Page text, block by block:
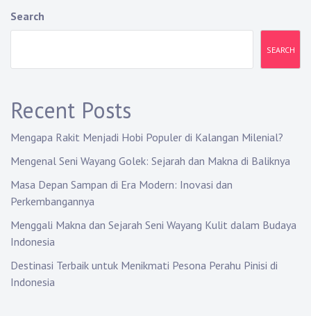
Search
SEARCH
Recent Posts
Mengapa Rakit Menjadi Hobi Populer di Kalangan Milenial?
Mengenal Seni Wayang Golek: Sejarah dan Makna di Baliknya
Masa Depan Sampan di Era Modern: Inovasi dan
Perkembangannya
Menggali Makna dan Sejarah Seni Wayang Kulit dalam Budaya
Indonesia
Destinasi Terbaik untuk Menikmati Pesona Perahu Pinisi di
Indonesia